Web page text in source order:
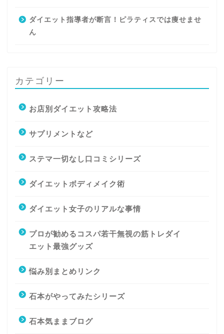
ダイエット指導者が断言！ピラティスでは痩せませ
ん
カテゴリー
お店別ダイエット攻略法
サプリメントなど
ステマ一切なし口コミシリーズ
ダイエットボディメイク術
ダイエット女子のリアルな事情
プロが勧めるコスパ若干無視の筋トレダイ
エット最強グッズ
悩み別まとめリンク
石本がやってみたシリーズ
石本気ままブログ